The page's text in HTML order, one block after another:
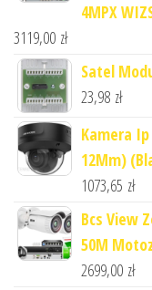
4MPX
3119,00 zł
Satel
23,98 zł
Kamera Ip
12Mm)
1073,65 zł
Bcs View
50M
2699,00 zł